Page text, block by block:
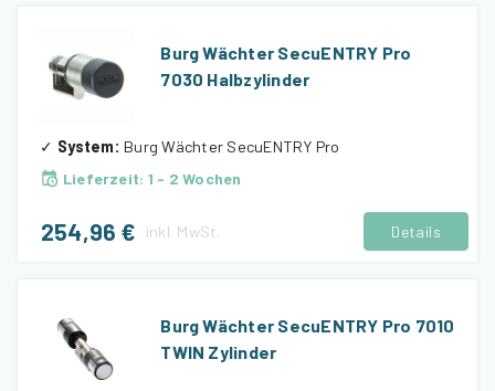
Burg Wächter SecuENTRY Pro
7030 Halbzylinder
✓ System: Burg Wächter SecuENTRY Pro
Lieferzeit: 1 - 2 Wochen
254,96 € inkl. MwSt. Details
Burg Wächter SecuENTRY Pro 7010
TWIN Zylinder